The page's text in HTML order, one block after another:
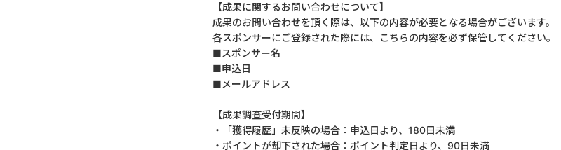
【成果に関するお問い合わせについて】
成果のお問い合わせを頂く際は、以下の内容が必要となる場合がございます。
各スポンサーにご登録された際には、こちらの内容を必ず保管してください。
■スポンサー名
■申込日
■メールアドレス
【成果調査受付期間】
・「獲得履歴」未反映の場合：申込日より、180日未満
・ポイントが却下された場合：ポイント判定日より、90日未満